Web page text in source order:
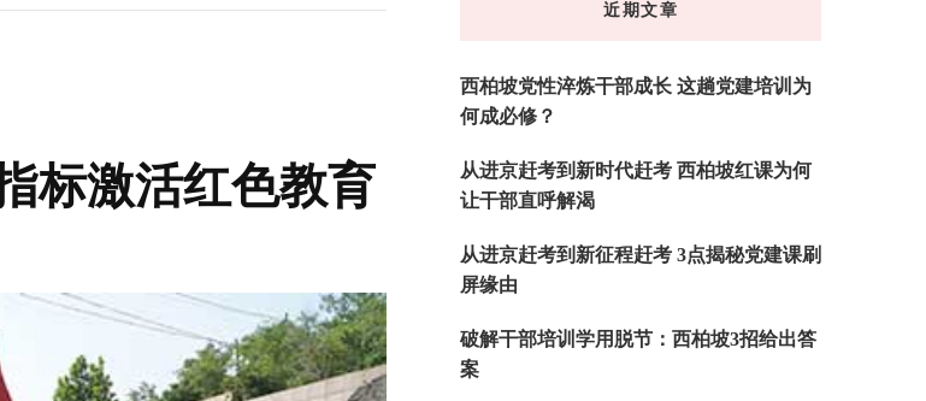
标激活红色教育
近期文章
西柏坡党性淬炼干部成长 这趟党建培训为
何成必修？
从进京赶考到新时代赶考 西柏坡红课为何
让干部直呼解渴
从进京赶考到新征程赶考 3点揭秘党建课刷
屏缘由
破解干部培训学用脱节：西柏坡3招给出答
案